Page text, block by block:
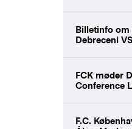
Billetinfo om
Debreceni
FCK møder
Conference
F.C.